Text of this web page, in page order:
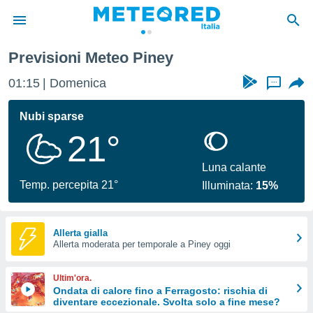
di
per
le
di
Web
le
Previsioni Meteo Piney
01:15 Domenica ...
Nubi sparse
21°
Temp. percepita 21°
Luna calante
Illuminata: 15%
Allerta gialla
Allerta moderata per temporale a Piney oggi
Ultim'ora.
Ondata di calore fino a Ferragosto: rischia di
diventare eccezionale. Svolta solo a fine mese?